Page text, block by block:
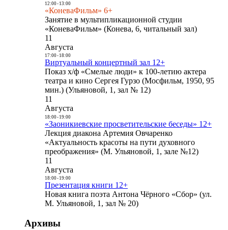
12:00- 13:00
«КоневаФильм» 6+
Занятие в мультипликационной студии
«КоневаФильм» (Конева, 6, читальный зал)
11
Августа
17:00- 18:00
Виртуальный концертный зал 12+
Показ х/ф «Смелые люди» к 100-летию актера
театра и кино Сергея Гурзо (Мосфильм, 1950, 95
мин.) (Ульяновой, 1, зал № 12)
11
Августа
18:00- 19:00
«Заоникиевские просветительские беседы» 12+
Лекция диакона Артемия Овчаренко
«Актуальность красоты на пути духовного
преображения» (М. Ульяновой, 1, зале №12)
11
Августа
18:00- 19:00
Презентация книги 12+
Новая книга поэта Антона Чёрного «Сбор» (ул.
М. Ульяновой, 1, зал № 20)
Архивы